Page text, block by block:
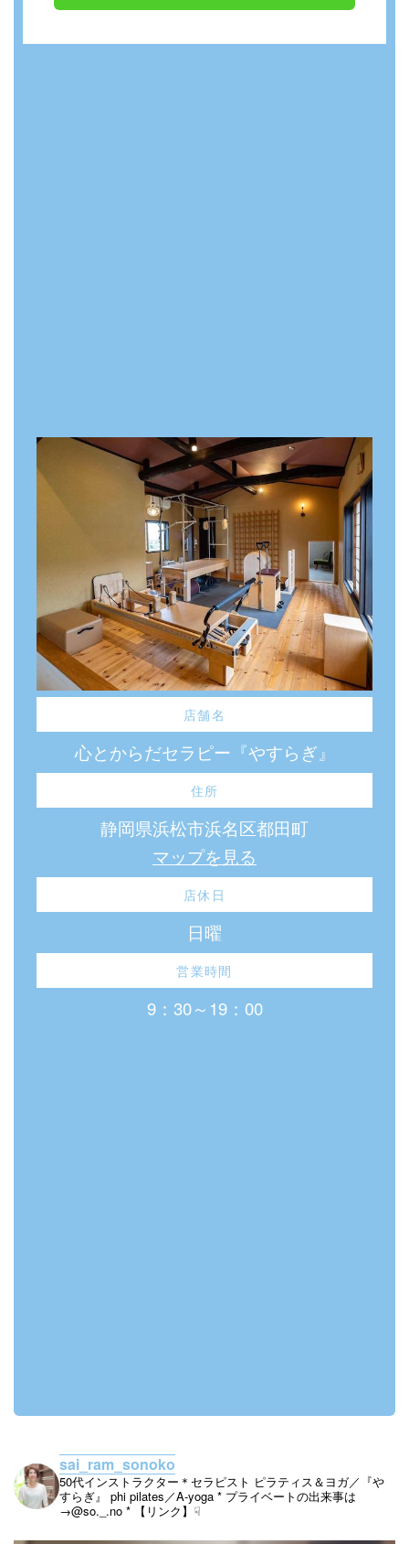
店舗名
心とからだセラピー『やすらぎ』
住所
静岡県浜松市浜名区都田町
マップを見る
店休日
日曜
営業時間
9：30～19：00
sai_ram_sonoko
50代インストラクター＊セラピスト ピラティス＆ヨガ／『や
すらぎ』
phi pilates／A-yoga * プライベートの出来事は
→@so._.no * 【リンク】☟